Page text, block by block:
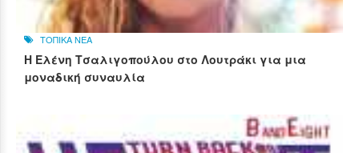
ΤΟΠΙΚΑ ΝΕΑ
Η Ελένη Τσαλιγοπούλου στο Λουτράκι για μια
μοναδική συναυλία